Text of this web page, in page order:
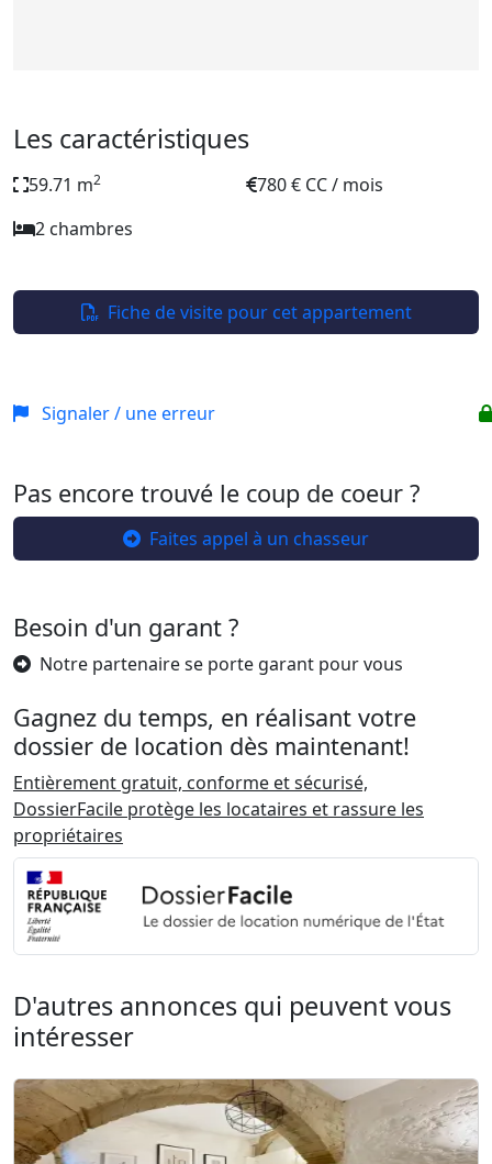
Les caractéristiques
59.71 m2
780 € CC / mois
2 chambres
Fiche de visite pour cet appartement
Signaler / une erreur
Pas encore trouvé le coup de coeur ?
Faites appel à un chasseur
Besoin d'un garant ?
Notre partenaire se porte garant pour vous
Gagnez du temps, en réalisant votre
dossier de location dès maintenant!
Entièrement gratuit, conforme et sécurisé,
DossierFacile protège les locataires et rassure les
propriétaires
D'autres annonces qui peuvent vous
intéresser